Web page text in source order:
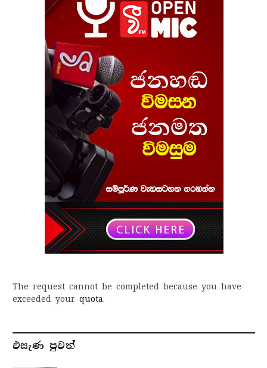
The request cannot be completed because you have
exceeded your quota.
එසැණ පුව​ත්